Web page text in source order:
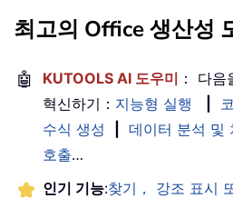
최고의 Office 생산성
🤖 KUTOOLS AI 도우미 ： 다
혁신하기： 지능형 실행
수식 생성
데이터 분석 및
호출…
인기 기능:찾기， 강조 표시